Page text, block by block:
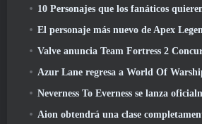
10 Personajes que los fanáticos quieren en el 2026 La lista de Marvel Rivals es la
El personaje más nuevo de Apex Legends es un poco
Valve anuncia Team Fortress 2 Concurso de
Azur Lane regresa a World Of
Neverness To Everness se lanza
Aion obtendrá una clase completamente nueva en la